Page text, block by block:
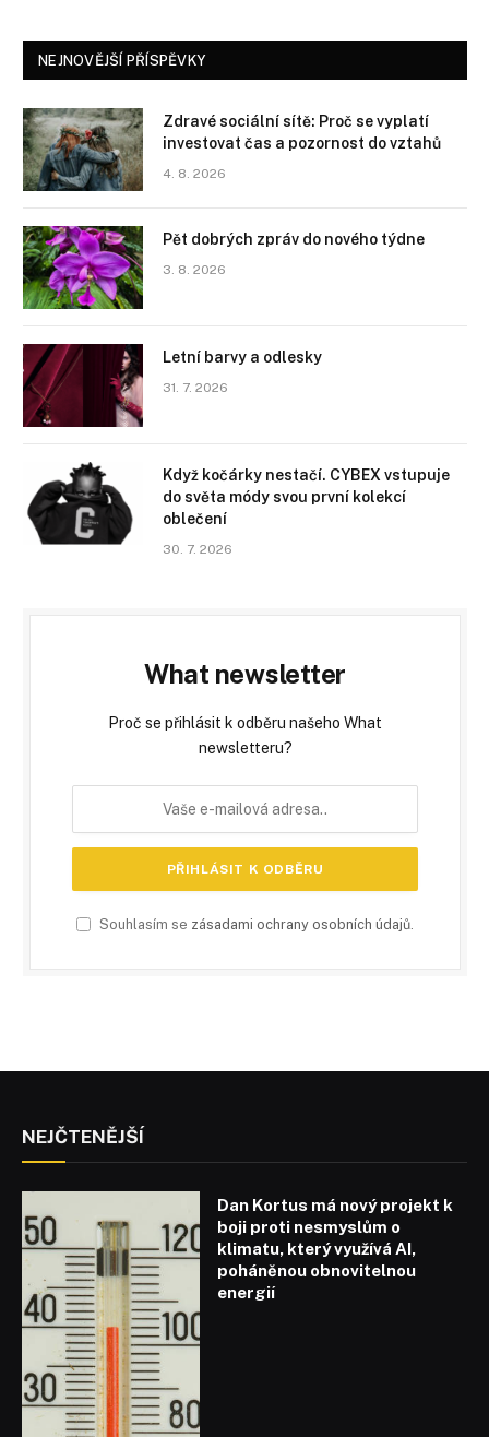
NEJNOVĚJŠÍ PŘÍSPĚVKY
Zdravé sociální sítě: Proč se vyplatí
investovat čas a pozornost do vztahů
4. 8. 2026
Pět dobrých zpráv do nového týdne
3. 8. 2026
Letní barvy a odlesky
31. 7. 2026
Když kočárky nestačí. CYBEX vstupuje
do světa módy svou první kolekcí
oblečení
30. 7. 2026
What newsletter
Proč se přihlásit k odběru našeho What
newsletteru?
Souhlasím se zásadami ochrany osobních údajů.
NEJČTENĚJŠÍ
Dan Kortus má nový projekt k
boji proti nesmyslům o
klimatu, který využívá AI,
poháněnou obnovitelnou
energií